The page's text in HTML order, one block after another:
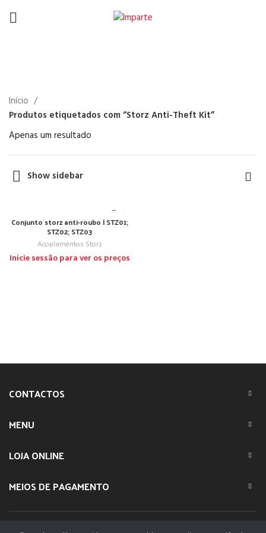
Início
Produtos etiquetados com “Storz Anti-Theft Kit”
Apenas um resultado
Show sidebar
Conjunto storz anti-roubo | STZ01;
STZ02; STZ03
Acoplamentos Storz
Inicie sessão para ver os preços
CONTACTOS
MENU
LOJA ONLINE
MEIOS DE PAGAMENTO